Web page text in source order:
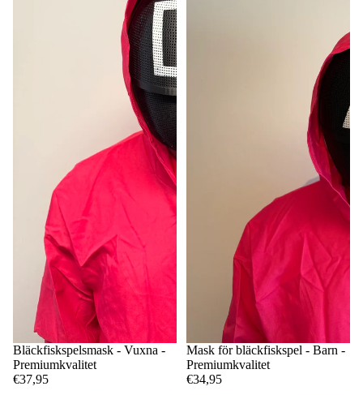
Bläckfiskspelsmask - Vuxna -
Premiumkvalitet
€37,95
Mask för bläckfiskspel - Barn -
Premiumkvalitet
€34,95